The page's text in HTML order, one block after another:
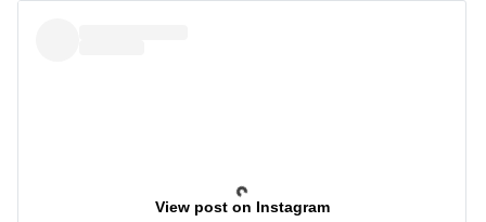
View post on Instagram